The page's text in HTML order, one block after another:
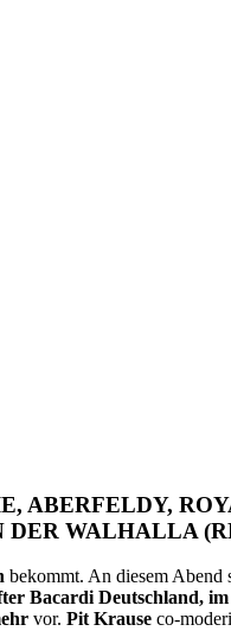
ABERFELDY,
WALHALLA
bekommt. An diesem Abend
Bacardi Deutschland,
vor. Pit Krause co-